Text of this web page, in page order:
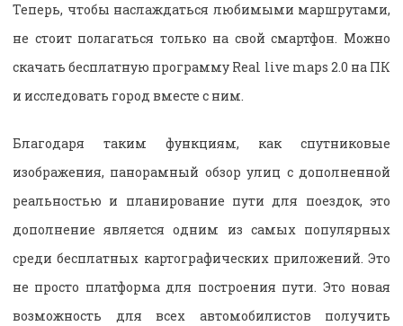
Теперь, чтобы наслаждаться любимыми маршрутами,
не стоит полагаться только на свой смартфон. Можно
скачать бесплатную программу Real live maps 2.0 на ПК
и исследовать город вместе с ним.
Благодаря таким функциям, как спутниковые
изображения, панорамный обзор улиц с дополненной
реальностью и планирование пути для поездок, это
дополнение является одним из самых популярных
среди бесплатных картографических приложений. Это
не просто платформа для построения пути. Это новая
возможность для всех автомобилистов получить